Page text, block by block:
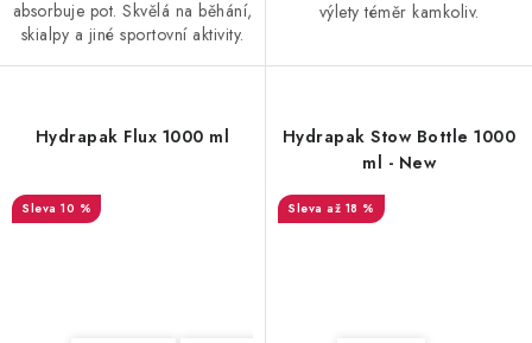
absorbuje pot. Skvělá na běhání,
skialpy a jiné sportovní aktivity.
výlety téměr kamkoliv.
Hydrapak Flux 1000 ml
10 %
Hydrapak Stow Bottle 1000
ml - New
až 18 %